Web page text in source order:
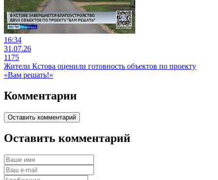
16:34
31.07.26
1175
Жители Кстова оценили готовность объектов по проекту
«Вам решать!»
Комментарии
Оставить комментарий
Оставить комментарий